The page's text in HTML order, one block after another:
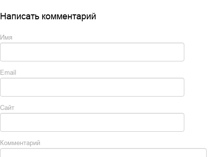
Написать комментарий
Имя
Email
Сайт
Комментарий